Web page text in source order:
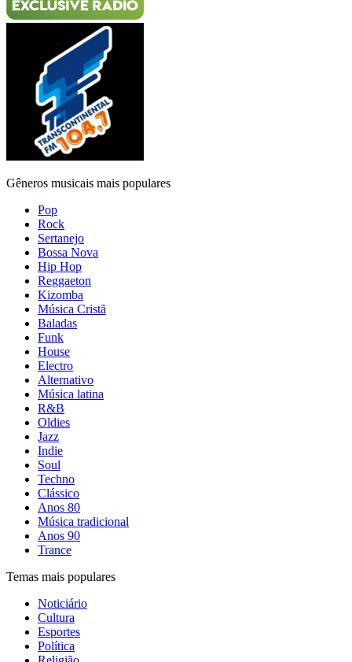
Gêneros musicais mais populares
Pop
Rock
Sertanejo
Bossa Nova
Hip Hop
Reggaeton
Kizomba
Música Cristã
Baladas
Funk
House
Electro
Alternativo
Música latina
R&B
Oldies
Jazz
Indie
Soul
Techno
Clássico
Anos 80
Música tradicional
Anos 90
Trance
Temas mais populares
Noticiário
Cultura
Esportes
Política